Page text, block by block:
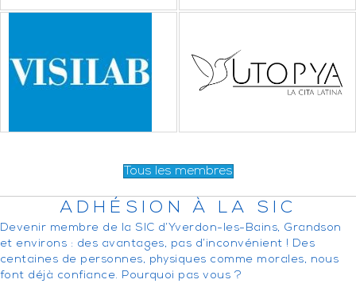
Tous les membres
ADHÉSION À LA SIC
Devenir membre de la SIC d’Yverdon-les-Bains, Grandson
et environs : des avantages, pas d’inconvénient ! Des
centaines de personnes, physiques comme morales, nous
font déjà confiance. Pourquoi pas vous ?